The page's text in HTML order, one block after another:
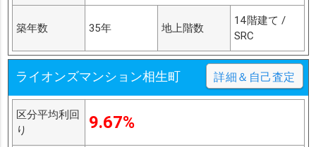
築年数 35年 地上階数
14階建て /
SRC
ライオンズマンション相生町 詳細＆自己査定
区分平均利回
り
9.67%